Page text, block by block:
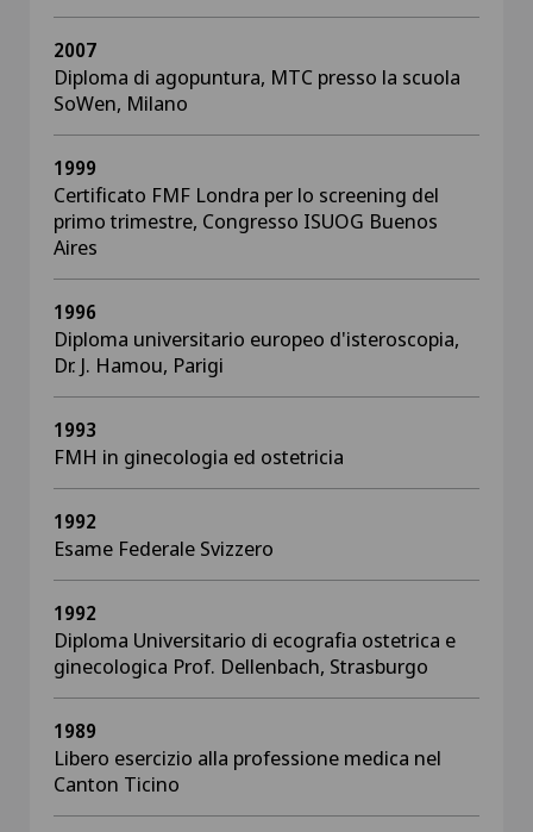
2007
Diploma di agopuntura, MTC presso la scuola
SoWen, Milano
1999
Certificato FMF Londra per lo screening del
primo trimestre, Congresso ISUOG Buenos
Aires
1996
Diploma universitario europeo d'isteroscopia,
Dr. J. Hamou, Parigi
1993
FMH in ginecologia ed ostetricia
1992
Esame Federale Svizzero
1992
Diploma Universitario di ecografia ostetrica e
ginecologica Prof. Dellenbach, Strasburgo
1989
Libero esercizio alla professione medica nel
Canton Ticino